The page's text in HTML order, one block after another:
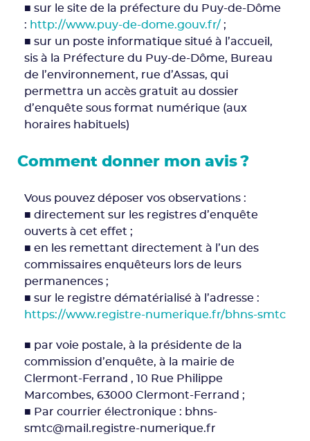
■ sur le site de la préfecture du Puy-de-Dôme
: http://www.puy-de-dome.gouv.fr/ ;
■ sur un poste informatique situé à l’accueil,
sis à la Préfecture du Puy-de-Dôme, Bureau
de l’environnement, rue d’Assas, qui
permettra un accès gratuit au dossier
d’enquête sous format numérique (aux
horaires habituels)
Comment donner mon avis ?
Vous pouvez déposer vos observations :
■ directement sur les registres d’enquête
ouverts à cet effet ;
■ en les remettant directement à l’un des
commissaires enquêteurs lors de leurs
permanences ;
■ sur le registre dématérialisé à l’adresse :
https://www.registre-numerique.fr/bhns-smtc
■ par voie postale, à la présidente de la
commission d’enquête, à la mairie de
Clermont-Ferrand , 10 Rue Philippe
Marcombes, 63000 Clermont-Ferrand ;
■ Par courrier électronique : bhns-
smtc@mail.registre-numerique.fr